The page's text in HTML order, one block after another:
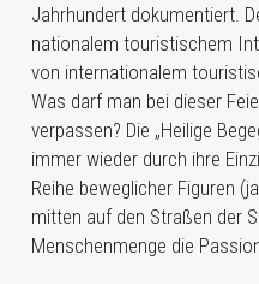
Jahrhundert dokumentiert.
nationalem touristischem
von internationalem
Was darf man bei dieser
verpassen? Die „Heilige
immer wieder durch ihre
Reihe beweglicher Figuren
mitten auf den Straßen der
Menschenmenge die